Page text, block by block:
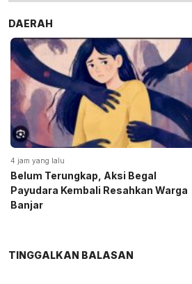
DAERAH
4 jam yang lalu
Belum Terungkap, Aksi Begal
Payudara Kembali Resahkan Warga
Banjar
TINGGALKAN BALASAN